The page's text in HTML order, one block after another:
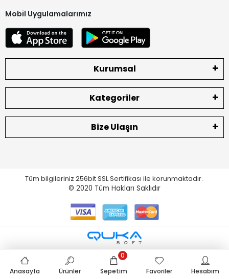
Mobil Uygulamalarımız
Kurumsal
Kategoriler
Bize Ulaşın
Tüm bilgileriniz 256bit SSL Sertifikası ile korunmaktadır.
© 2020 Tüm Hakları Saklıdır
Anasayfa Ürünler Sepetim
0
Favoriler
Hesabım